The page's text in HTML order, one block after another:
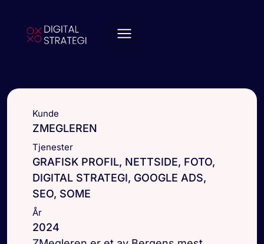
Kunde
ZMEGLEREN
Tjenester
GRAFISK PROFIL, NETTSIDE, FOTO,
DIGITAL STRATEGI, GOOGLE ADS,
SEO, SOME
År
2024